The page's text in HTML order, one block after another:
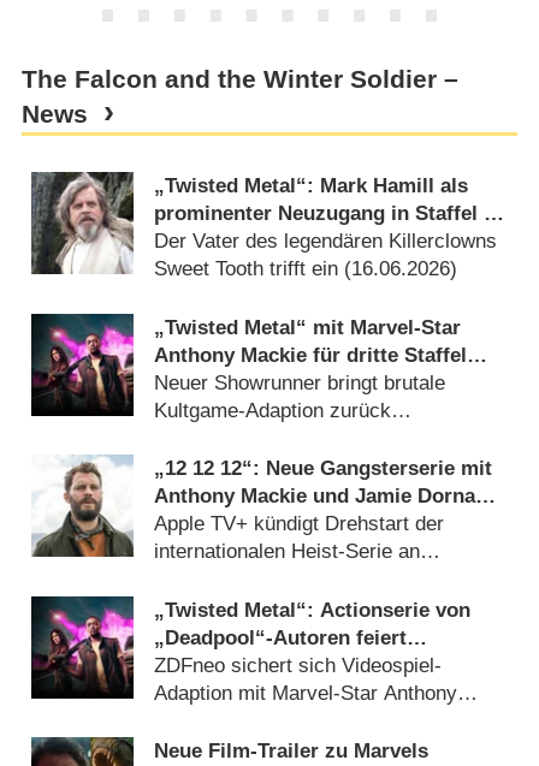
The Falcon and the Winter Soldier –
News
„Twisted Metal“: Mark Hamill als
prominenter Neuzugang in Staffel 3
dabei
Der Vater des legendären Killerclowns
Sweet Tooth trifft ein (16.06.2026)
„Twisted Metal“ mit Marvel-Star
Anthony Mackie für dritte Staffel
verlängert
Neuer Showrunner bringt brutale
Kultgame-Adaption zurück
„12 12 12“: Neue Gangsterserie mit
Anthony Mackie und Jamie Dornan
in Arbeit
Apple TV+ kündigt Drehstart der
internationalen Heist-Serie an
„Twisted Metal“: Actionserie von
„Deadpool“-Autoren feiert
überraschende Free-TV-Premiere
ZDFneo sichert sich Videospiel-
Adaption mit Marvel-Star Anthony
Neue Film-Trailer zu Marvels